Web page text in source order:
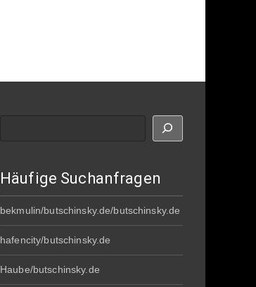
Häufige Suchanfragen
bekmulin/butschinsky.de/butschinsky.de
hafencity/butschinsky.de
Haube/butschinsky.de